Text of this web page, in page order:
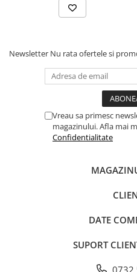
Literatura Romana
SF & Fantasy
Carte Prescolara, Joc
Newsletter Nu rata ofertele si
Vreau sa primesc
magazinului. Afla mai
Confidentialitate
DATE
SUPORT
0732